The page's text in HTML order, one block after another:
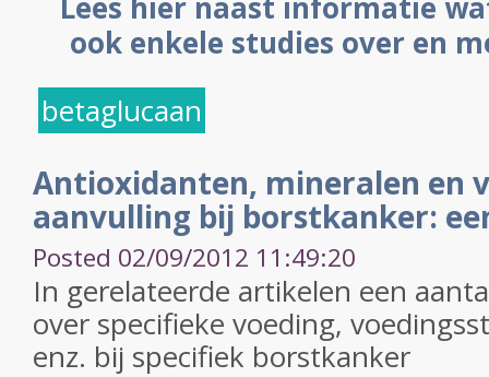
ook enkele studies over en
betaglucaan
Antioxidanten, mineralen en
aanvulling bij borstkanker:
Posted 02/09/2012 11:49:20
In gerelateerde artikelen een
over specifieke voeding,
enz. bij specifiek borstkanker